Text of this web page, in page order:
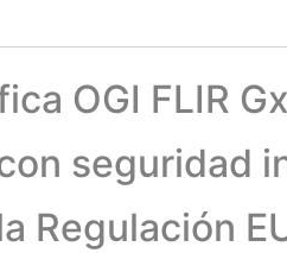
OGI FLIR
seguridad
Regulación